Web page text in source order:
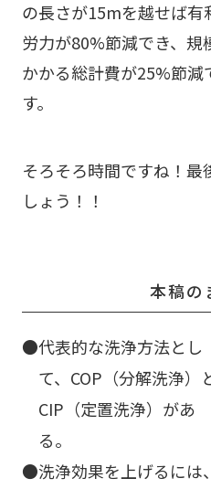
の長さが15mを越せば有
労力が80%節減でき、規
かかる総計費が25%節減
す。
そろそろ時間ですね！最
しょう！！
本稿の
代表的な洗浄方法とし
て、COP（分解洗浄）
CIP（定置洗浄）があ
る。
洗浄効果を上げるには